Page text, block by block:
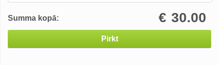
Summa kopā: 30.00
€
Pirkt